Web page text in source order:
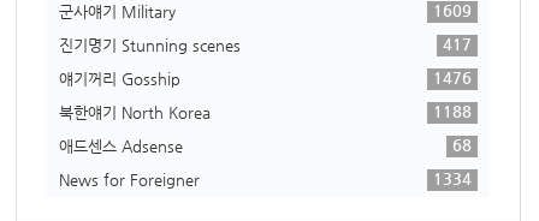
군사얘기 Military
1609
진기명기 Stunning scenes
417
얘기꺼리 Gosship
1476
북한얘기 North Korea
1188
애드센스 Adsense
68
News for Foreigner
1334